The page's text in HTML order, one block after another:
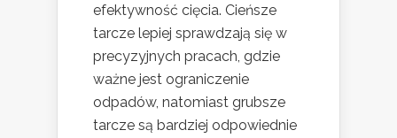
efektywność cięcia. Cieńsze
tarcze lepiej sprawdzają się w
precyzyjnych pracach, gdzie
ważne jest ograniczenie
odpadów, natomiast grubsze
tarcze są bardziej odpowiednie